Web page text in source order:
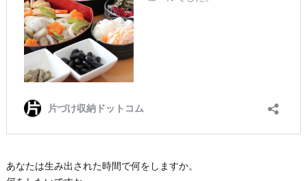
あなたは生み出された時間で何をしますか。